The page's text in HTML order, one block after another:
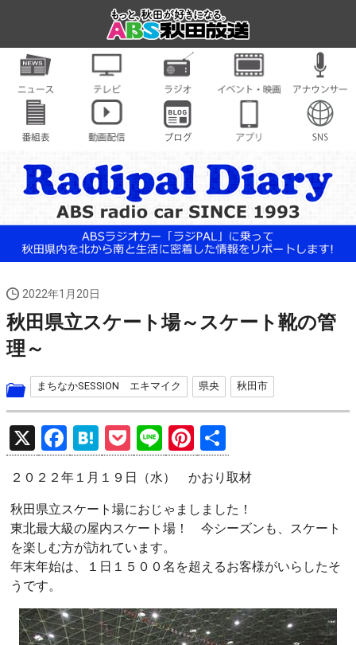
2022年1月20日
秋田県立スケート場～スケート靴の管
理～
まちなかSESSION エキマイク 県央 秋田市
X
F
a
ce
b
o
o
H
at
e
n
a
P
o
ck
et
Li
n
e
Pi
nt
er
es
t
有
２０２２年１月１９日（水） かおり取材
秋田県立スケート場におじゃましました！
東北最大級の屋内スケート場！ 今シーズンも、スケート
を楽しむ方が訪れています。
年末年始は、１日１５００名を超えるお客様がいらしたそ
うです。